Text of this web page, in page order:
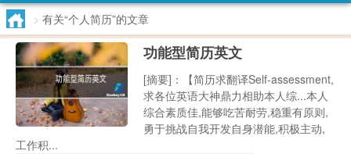
> 有关“个人简历”的文章
功能型简历英文
[摘要]：【简历求翻译Self-assessment,
求各位英语大神鼎力相助本人综...本人
综合素质佳,能够吃苦耐劳,稳重有原则,
勇于挑战自我开发自身潜能,积极主动,
工作积...